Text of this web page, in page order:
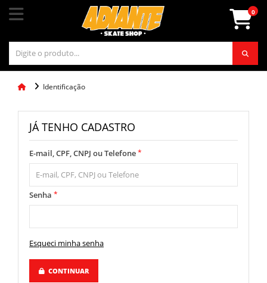
0
Identificação
JÁ TENHO CADASTRO
E-mail, CPF, CNPJ ou Telefone*
Senha *
Esqueci minha senha
CONTINUAR